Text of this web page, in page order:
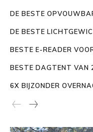
DE BESTE
DE BESTE
BESTE E-READER
BESTE DAGTENT VAN
6X BIJZONDER